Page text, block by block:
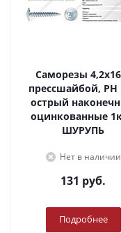
Саморезы 4,2х16, с
прессшайбой,
острый наконечник,
оцинкованные
ШУРУПЬ
Нет в наличии
131 руб.
Подробнее